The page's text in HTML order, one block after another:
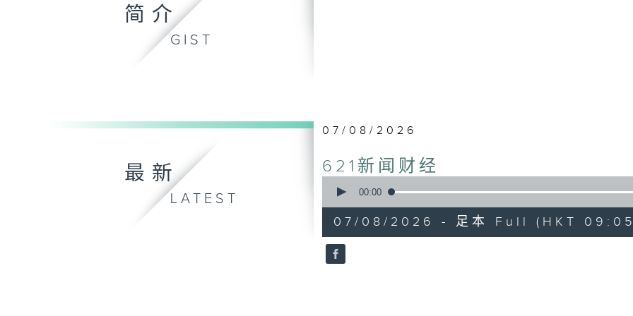
简介
GIST
最新
LATEST
07/08/2026
621新闻财经
seconds
55
minutes,
0
seconds
90%
00:00
07/08/2026 - 足本 Full (HKT